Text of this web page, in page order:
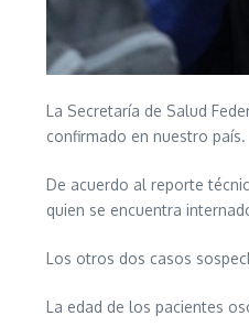
La Secretaría de Salud
confirmado en nuestro país.
De acuerdo al reporte
quien se encuentra
Los otros dos casos
La edad de los pacientes